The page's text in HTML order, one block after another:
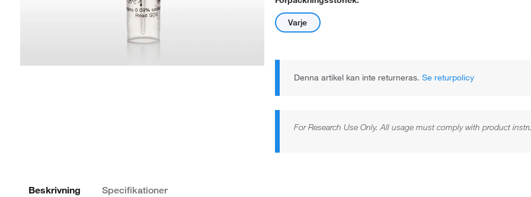
Varje
Denna artikel kan inte returneras. Se returpolicy
For Research Use Only. All usage must comply with product
Beskrivning Specifikationer